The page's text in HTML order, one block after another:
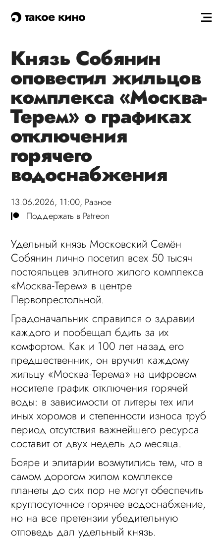
такое кино
Князь Собянин
оповестил жильцов
комплекса «Москва-
Терем» о графиках
отключения
горячего
водоснабжения
13.06.2026, 11:00, Разное
Поддержать в Patreon
Удельный князь Московский Семён
Собянин лично посетил всех 50 тысяч
постояльцев элитного жилого комплекса
«Москва-Терем» в центре
Первопрестольной.
Градоначальник справился о здравии
каждого и пообещал бдить за их
комфортом. Как и 100 лет назад его
предшественник, он вручил каждому
жильцу «Москва-Терема» на цифровом
носителе график отключения горячей
воды: в зависимости от литеры тех или
иных хоромов и степенности износа труб
период отсутствия важнейшего ресурса
составит от двух недель до месяца.
Бояре и элитарии возмутились тем, что в
самом дорогом жилом комплексе
планеты до сих пор не могут обеспечить
круглосуточное горячее водоснабжение,
но на все претензии убедительную
отповедь дал удельный князь.